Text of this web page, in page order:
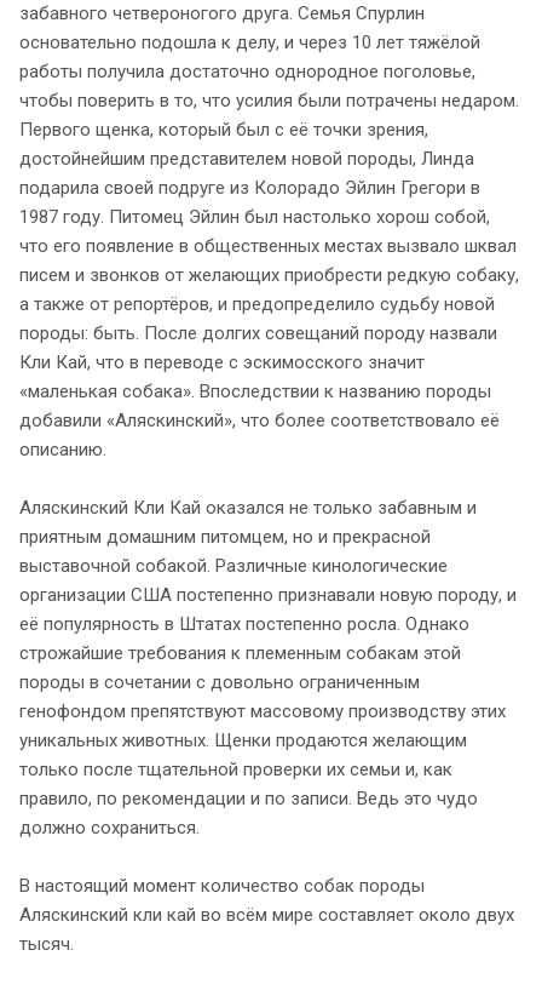
забавного четвероногого друга. Семья Спурлин
основательно подошла к делу, и через 10 лет тяжёлой
работы получила достаточно однородное поголовье,
чтобы поверить в то, что усилия были потрачены недаром.
Первого щенка, который был с её точки зрения,
достойнейшим представителем новой породы, Линда
подарила своей подруге из Колорадо Эйлин Грегори в
1987 году. Питомец Эйлин был настолько хорош собой,
что его появление в общественных местах вызвало шквал
писем и звонков от желающих приобрести редкую собаку,
а также от репортёров, и предопределило судьбу новой
породы: быть. После долгих совещаний породу назвали
Кли Кай, что в переводе с эскимосского значит
«маленькая собака». Впоследствии к названию породы
добавили «Аляскинский», что более соответствовало её
описанию.
Аляскинский Кли Кай оказался не только забавным и
приятным домашним питомцем, но и прекрасной
выставочной собакой. Различные кинологические
организации США постепенно признавали новую породу, и
её популярность в Штатах постепенно росла. Однако
строжайшие требования к племенным собакам этой
породы в сочетании с довольно ограниченным
генофондом препятствуют массовому производству этих
уникальных животных. Щенки продаются желающим
только после тщательной проверки их семьи и, как
правило, по рекомендации и по записи. Ведь это чудо
должно сохраниться.
В настоящий момент количество собак породы
Аляскинский кли кай во всём мире составляет около двух
тысяч.